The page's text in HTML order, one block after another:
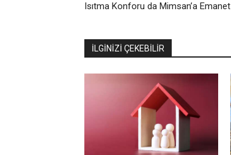
Isıtma Konforu da Mimsan’a Emanet
İLGİNİZİ ÇEKEBİLİR